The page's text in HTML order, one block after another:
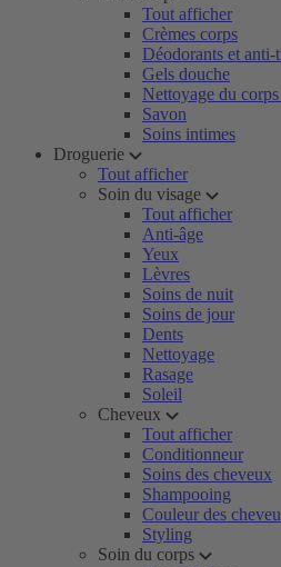
Tout afficher
Crèmes corps
Déodorants et anti-
Gels douche
Nettoyage du
Savon
Soins intimes
Droguerie
Tout afficher
Soin du visage
Tout afficher
Anti-âge
Yeux
Lèvres
Soins de nuit
Soins de jour
Dents
Nettoyage
Rasage
Soleil
Cheveux
Tout afficher
Conditionneur
Soins des cheveux
Shampooing
Couleur des
Styling
Soin du corps